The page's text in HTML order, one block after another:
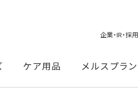
企業・IR・採
ケア用品 メルスプラン